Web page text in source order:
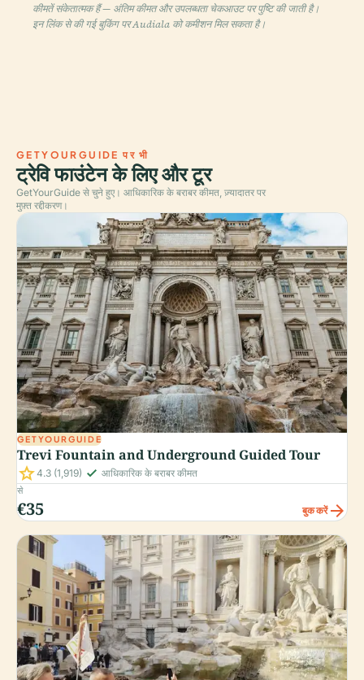
कीमतें संकेतात्मक हैं — अंतिम कीमत और उपलब्धता चेकआउट पर पुष्टि की जाती है।
इन लिंक से की गई बुकिंग पर Audiala को कमीशन मिल सकता है।
GETYOURGUIDE पर भी
ट्रेवि फाउंटेन के लिए और टूर
GetYourGuide से चुने हुए। आधिकारिक के बराबर कीमत, ज़्यादातर पर
मुफ़्त रद्दीकरण।
GETYOURGUIDE
Trevi Fountain and Underground Guided Tour
star4.3 (1,919) check_small आधिकारिक के बराबर कीमत
से
€35 बुक करेंarrow_forward